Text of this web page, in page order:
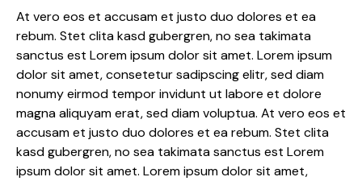
At vero eos et accusam et justo duo dolores et ea
rebum. Stet clita kasd gubergren, no sea takimata
sanctus est Lorem ipsum dolor sit amet. Lorem ipsum
dolor sit amet, consetetur sadipscing elitr, sed diam
nonumy eirmod tempor invidunt ut labore et dolore
magna aliquyam erat, sed diam voluptua. At vero eos et
accusam et justo duo dolores et ea rebum. Stet clita
kasd gubergren, no sea takimata sanctus est Lorem
ipsum dolor sit amet. Lorem ipsum dolor sit amet,